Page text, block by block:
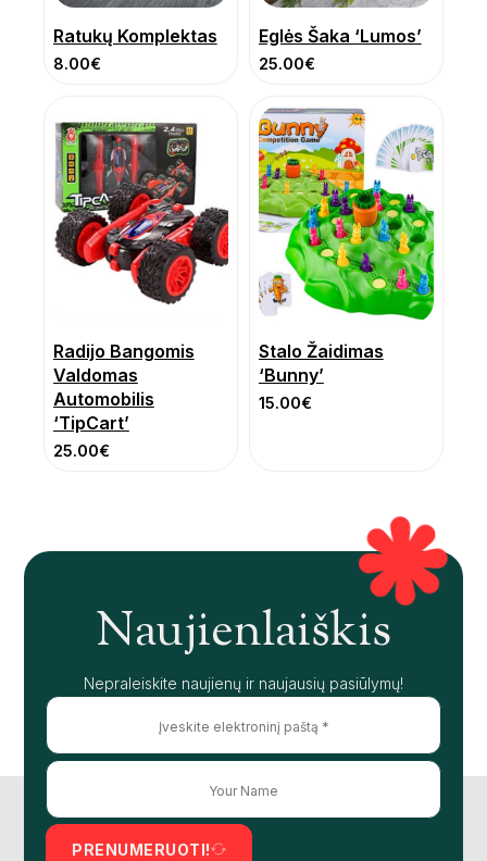
Ratukų Komplektas
8.00€
Eglės Šaka ‘Lumos’
25.00€
Radijo Bangomis
Valdomas
Automobilis
‘TipCart’
25.00€
Stalo Žaidimas
‘Bunny’
15.00€
Naujienlaiškis
Nepraleiskite naujienų ir naujausių pasiūlymų!
PRENUMERUOTI!